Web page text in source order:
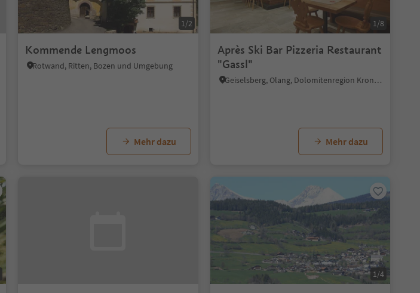
1/2
Kommende Lengmoos
Rotwand, Ritten, Bozen und Umgebung
Mehr dazu
1/8
Après Ski Bar Pizzeria Restaurant
"Gassl"
Geiselsberg, Olang, Dolomitenregion Kronplatz
Mehr dazu
1/4